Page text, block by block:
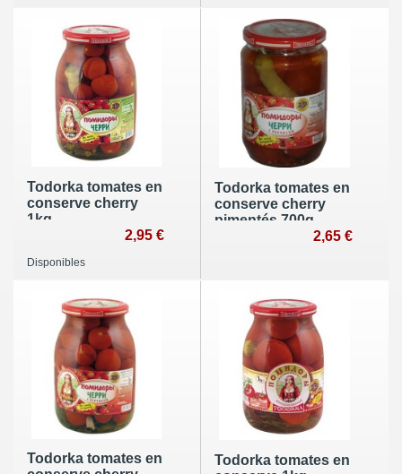
Todorka tomates en
conserve cherry
1kg
2,95 €
Disponibles
Todorka tomates en
conserve cherry
pimentés 700g
2,65 €
Todorka tomates en
Todorka tomates en